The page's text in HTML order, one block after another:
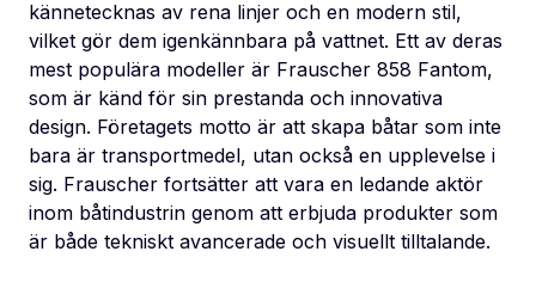
kännetecknas av rena linjer och en modern stil,
vilket gör dem igenkännbara på vattnet. Ett av deras
mest populära modeller är Frauscher 858 Fantom,
som är känd för sin prestanda och innovativa
design. Företagets motto är att skapa båtar som inte
bara är transportmedel, utan också en upplevelse i
sig. Frauscher fortsätter att vara en ledande aktör
inom båtindustrin genom att erbjuda produkter som
är både tekniskt avancerade och visuellt tilltalande.